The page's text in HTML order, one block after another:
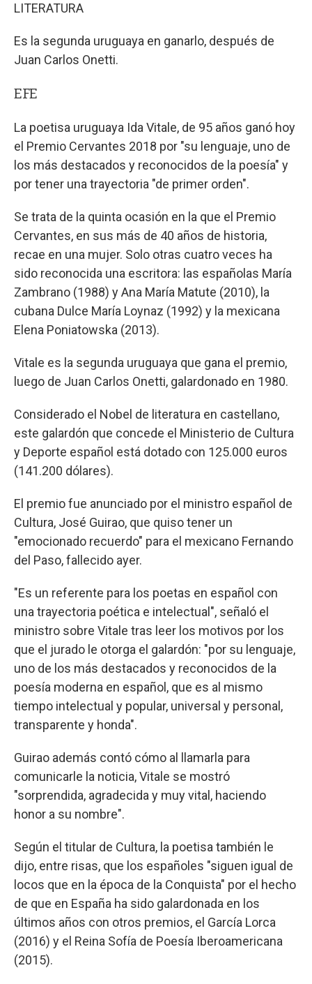
LITERATURA
Es la segunda uruguaya en ganarlo, después de
Juan Carlos Onetti.
EFE
La poetisa uruguaya Ida Vitale, de 95 años ganó hoy
el Premio Cervantes 2018 por "su lenguaje, uno de
los más destacados y reconocidos de la poesía" y
por tener una trayectoria "de primer orden".
Se trata de la quinta ocasión en la que el Premio
Cervantes, en sus más de 40 años de historia,
recae en una mujer. Solo otras cuatro veces ha
sido reconocida una escritora: las españolas María
Zambrano (1988) y Ana María Matute (2010), la
cubana Dulce María Loynaz (1992) y la mexicana
Elena Poniatowska (2013).
Vitale es la segunda uruguaya que gana el premio,
luego de Juan Carlos Onetti, galardonado en 1980.
Considerado el Nobel de literatura en castellano,
este galardón que concede el Ministerio de Cultura
y Deporte español está dotado con 125.000 euros
(141.200 dólares).
El premio fue anunciado por el ministro español de
Cultura, José Guirao, que quiso tener un
"emocionado recuerdo" para el mexicano Fernando
del Paso, fallecido ayer.
"Es un referente para los poetas en español con
una trayectoria poética e intelectual", señaló el
ministro sobre Vitale tras leer los motivos por los
que el jurado le otorga el galardón: "por su lenguaje,
uno de los más destacados y reconocidos de la
poesía moderna en español, que es al mismo
tiempo intelectual y popular, universal y personal,
transparente y honda".
Guirao además contó cómo al llamarla para
comunicarle la noticia, Vitale se mostró
"sorprendida, agradecida y muy vital, haciendo
honor a su nombre".
Según el titular de Cultura, la poetisa también le
dijo, entre risas, que los españoles "siguen igual de
locos que en la época de la Conquista" por el hecho
de que en España ha sido galardonada en los
últimos años con otros premios, el García Lorca
(2016) y el Reina Sofía de Poesía Iberoamericana
(2015).